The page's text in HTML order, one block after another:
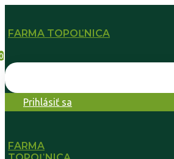
FARMA TOPOĽNICA
Prihlásiť sa
FARMA